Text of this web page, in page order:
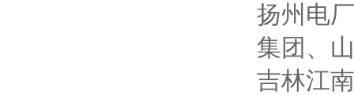
扬州电
集团、
吉林江